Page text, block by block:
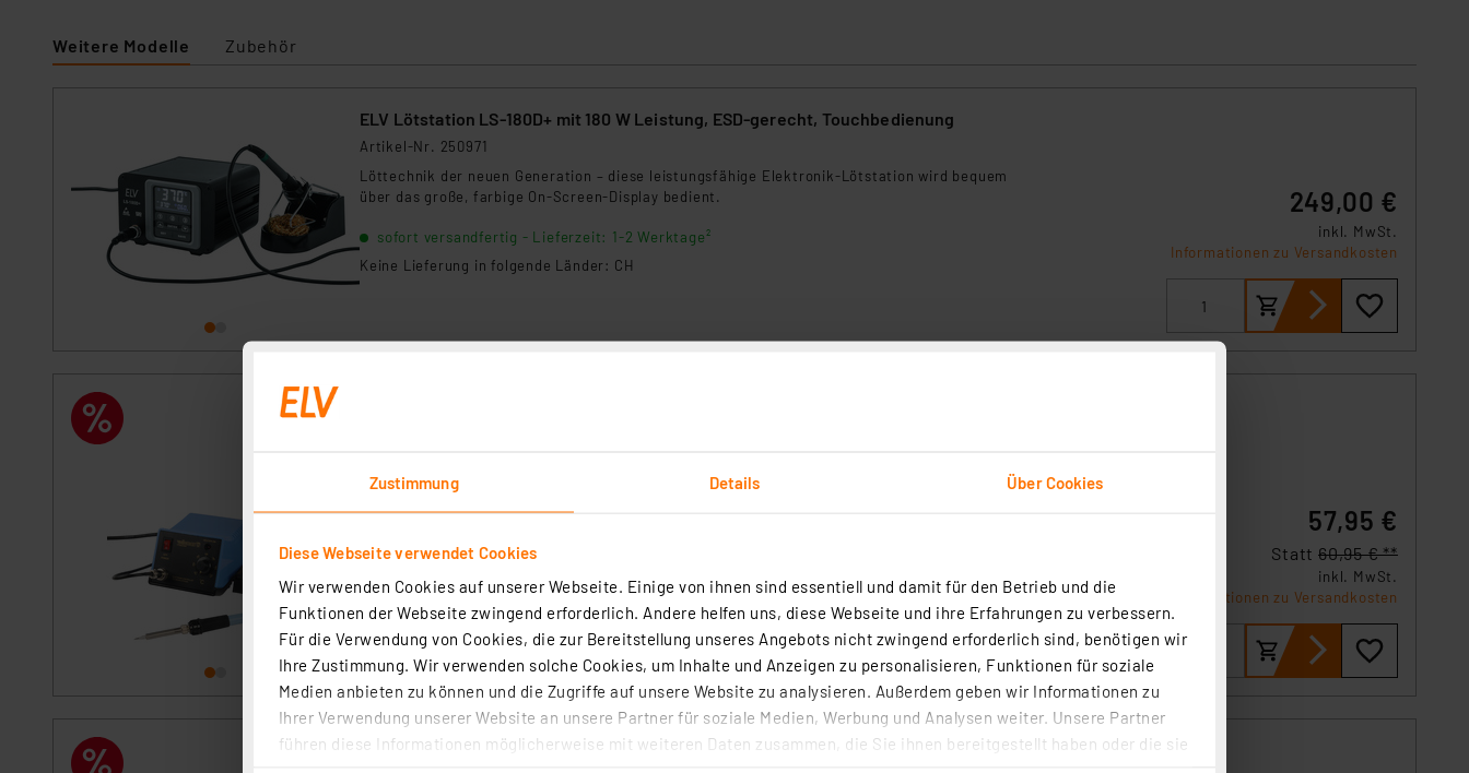
Zustimmung Details Über Cookies
Diese Webseite verwendet Cookies
Wir verwenden Cookies auf unserer Webseite. Einige von ihnen sind essentiell und damit für den Betrieb und die
Funktionen der Webseite zwingend erforderlich. Andere helfen uns, diese Webseite und ihre Erfahrungen zu verbessern.
Für die Verwendung von Cookies, die zur Bereitstellung unseres Angebots nicht zwingend erforderlich sind, benötigen wir
Ihre Zustimmung. Wir verwenden solche Cookies, um Inhalte und Anzeigen zu personalisieren, Funktionen für soziale
Medien anbieten zu können und die Zugriffe auf unsere Website zu analysieren. Außerdem geben wir Informationen zu
Ihrer Verwendung unserer Website an unsere Partner für soziale Medien, Werbung und Analysen weiter. Unsere Partner
führen diese Informationen möglicherweise mit weiteren Daten zusammen, die Sie ihnen bereitgestellt haben oder die sie
Weitere Modelle Zubehör
ELV Lötstation LS-180D+ mit 180 W Leistung, ESD-gerecht, Touchbedienung
Artikel-Nr. 250971
Löttechnik der neuen Generation – diese leistungsfähige Elektronik-Lötstation wird bequem
über das große, farbige On-Screen-Display bedient.
sofort versandfertig - Lieferzeit: 1-2 Werktage²
Keine Lieferung in folgende Länder: CH
249,00 €
inkl. MwSt.
Informationen zu Versandkosten
4
einfacher Bedienung!
sofort versandfertig - Lieferzeit: 1-2 Werktage²
Keine Lieferung in folgende Länder: CH
57,95 €
Statt 60,95 € **
inkl. MwSt.
Informationen zu Versandkosten
ELV LS-80D-II Digitale Lötstation, 80 W